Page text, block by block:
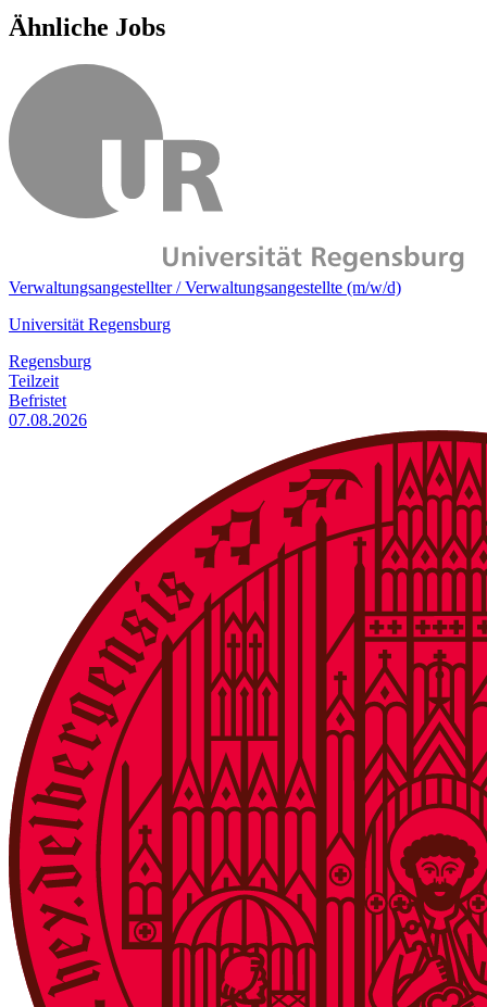
Ähnliche Jobs
Verwaltungsangestellter / Verwaltungsangestellte (m/w/d)
Universität Regensburg
Regensburg
Teilzeit
Befristet
07.08.2026